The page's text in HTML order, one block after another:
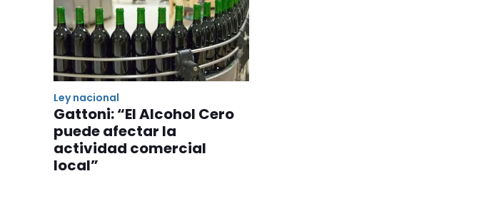
Ley nacional
Gattoni: “El Alcohol Cero
puede afectar la
actividad comercial
local”